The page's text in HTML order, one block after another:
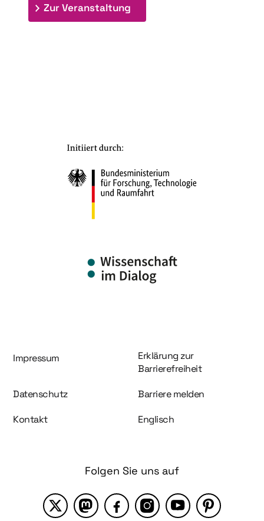
Zur Veranstaltung
Information und Service
Impressum
Erklärung zur
Barrierefreiheit
Datenschutz Barriere melden
Kontakt Englisch
Folgen Sie uns auf